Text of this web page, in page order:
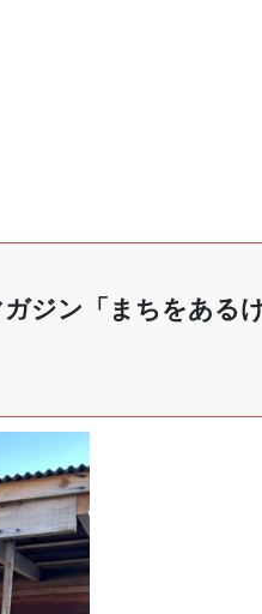
ジン「まちをある